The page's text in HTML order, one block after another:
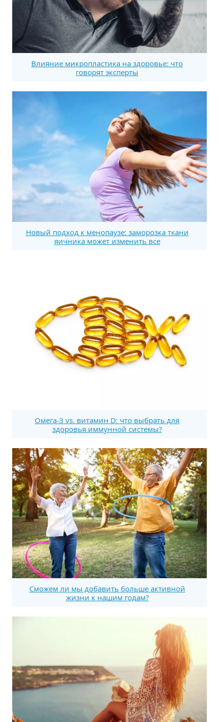
Влияние микропластика на здоровье: что
говорят эксперты
Новый подход к менопаузе: заморозка ткани
яичника может изменить все
Омега-3 vs. витамин D: что выбрать для
здоровья иммунной системы?
Сможем ли мы добавить больше активной
жизни к нашим годам?